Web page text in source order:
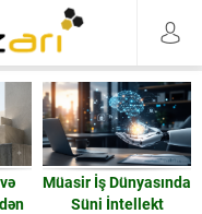
Müasir İş Dünyasında
Süni İntellekt